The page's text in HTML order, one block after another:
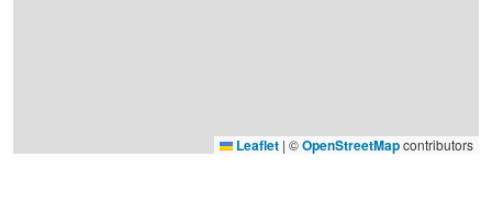
Leaflet | ©OpenStreetMapcontributors